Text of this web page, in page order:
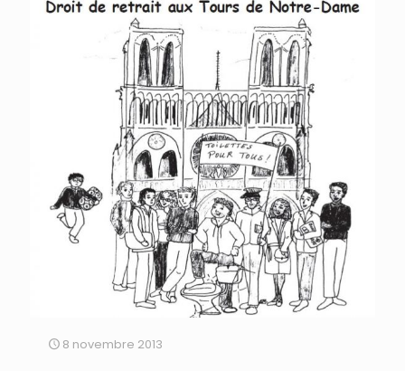
8 novembre 2013